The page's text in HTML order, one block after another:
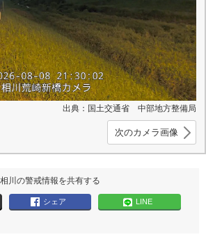
出典：国土交通省 中部地方整備局
次のカメラ画像
相川の警戒情報を共有する
シェア LINE